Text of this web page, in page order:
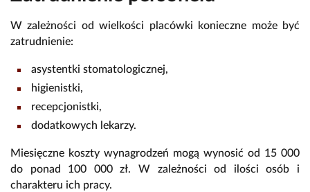
W zależności od wielkości placówki konieczne może być
zatrudnienie:
asystentki stomatologicznej,
higienistki,
recepcjonistki,
dodatkowych lekarzy.
Miesięczne koszty wynagrodzeń mogą wynosić od 15 000
do ponad 100 000 zł. W zależności od ilości osób i
charakteru ich pracy.